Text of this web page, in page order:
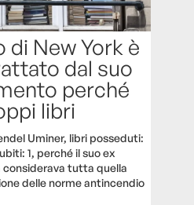
di New York è
dal suo
perché
libri
Uminer, libri posseduti:
1, perché il suo ex
considerava tutta quella
delle norme antincendio